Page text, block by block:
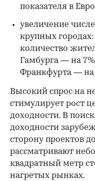
показателя в
увеличение
крупных городах:
количество
Гамбурга — на
Франкфурта — на
Высокий спрос на
стимулирует рост
доходности. В
доходности
сторону проектов
рассматривают
квадратный метр
нагретых рынках.